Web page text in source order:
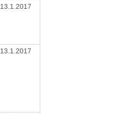
13.1.2017
13.1.2017